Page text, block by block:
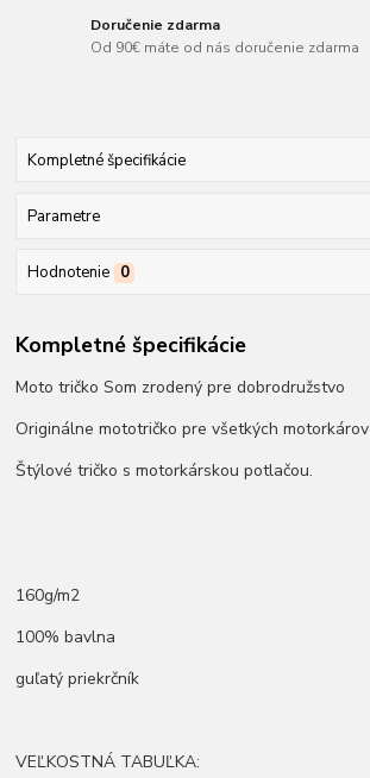
Doručenie zdarma
Od 90€ máte od nás doručenie zdarma
Kompletné špecifikácie
Parametre
Hodnotenie 0
Kompletné špecifikácie
Moto tričko Som zrodený pre dobrodružstvo
Originálne mototričko pre všetkých motorkárov
Štýlové tričko s motorkárskou potlačou.
160g/m2
100% bavlna
guľatý priekrčník
VEĽKOSTNÁ TABUĽKA: